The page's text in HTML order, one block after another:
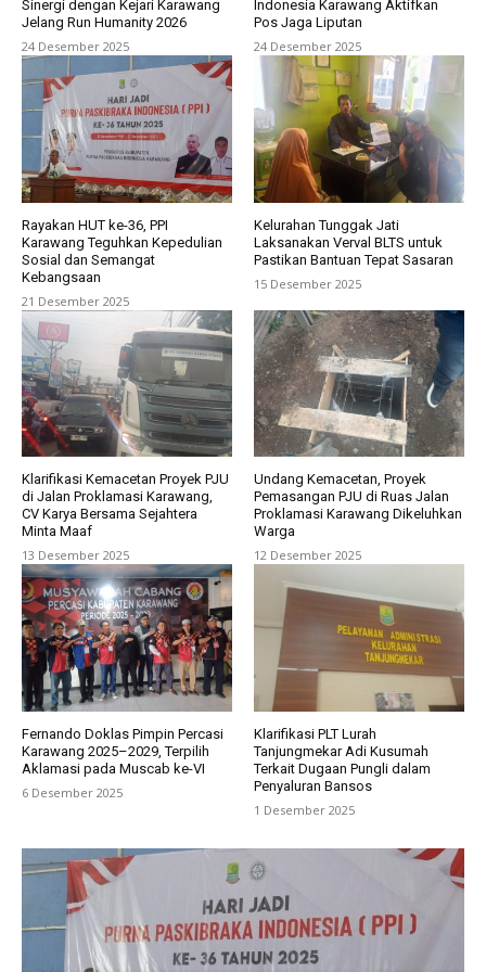
Sinergi dengan Kejari Karawang
Jelang Run Humanity 2026
24 Desember 2025
Indonesia Karawang Aktifkan
Pos Jaga Liputan
24 Desember 2025
Rayakan HUT ke-36, PPI
Karawang Teguhkan Kepedulian
Sosial dan Semangat
Kebangsaan
21 Desember 2025
Kelurahan Tunggak Jati
Laksanakan Verval BLTS untuk
Pastikan Bantuan Tepat Sasaran
15 Desember 2025
Klarifikasi Kemacetan Proyek PJU
di Jalan Proklamasi Karawang,
CV Karya Bersama Sejahtera
Minta Maaf
13 Desember 2025
Undang Kemacetan, Proyek
Pemasangan PJU di Ruas Jalan
Proklamasi Karawang Dikeluhkan
Warga
12 Desember 2025
Fernando Doklas Pimpin Percasi
Karawang 2025–2029, Terpilih
Aklamasi pada Muscab ke-VI
6 Desember 2025
Klarifikasi PLT Lurah
Tanjungmekar Adi Kusumah
Terkait Dugaan Pungli dalam
Penyaluran Bansos
1 Desember 2025